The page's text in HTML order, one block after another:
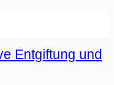
Entgiftung und